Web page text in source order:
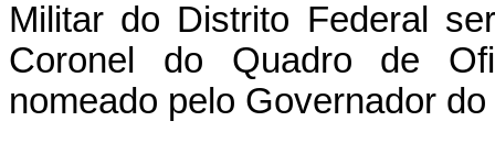
Militar do Distrito Federal
Coronel do Quadro de
nomeado pelo Governador